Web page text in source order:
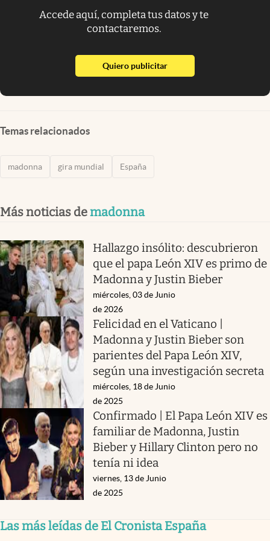
Accede aquí, completa tus datos y te
contactaremos.
Quiero publicitarabre en nueva pestaña
Temas relacionados
madonna gira mundial España
Más noticias demadonna
Hallazgo insólito: descubrieron
que el papa León XIV es primo de
Madonna y Justin Bieber
miércoles, 03 de Junio
de 2026
Felicidad en el Vaticano |
Madonna y Justin Bieber son
parientes del Papa León XIV,
según una investigación secreta
miércoles, 18 de Junio
de 2025
Confirmado | El Papa León XIV es
familiar de Madonna, Justin
Bieber y Hillary Clinton pero no
tenía ni idea
viernes, 13 de Junio
de 2025
Las más leídas de El Cronista España